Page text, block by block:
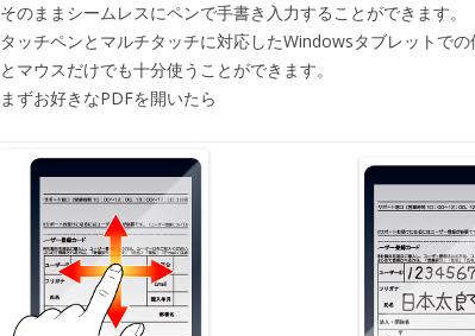
そのままシームレスにペンで手書き入力することができます。
タッチペンとマルチタッチに対応したWindowsタブレットで
とマウスだけでも十分使うことができます。
まずお好きなPDFを開いたら